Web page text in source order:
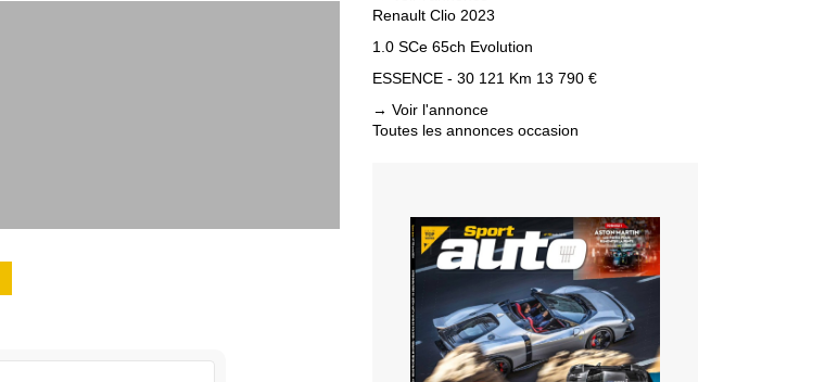
Renault Clio 2023
1.0 SCe 65ch Evolution
ESSENCE - 30 121 Km 13 790 €
→ Voir l'annonce
Toutes les annonces occasion